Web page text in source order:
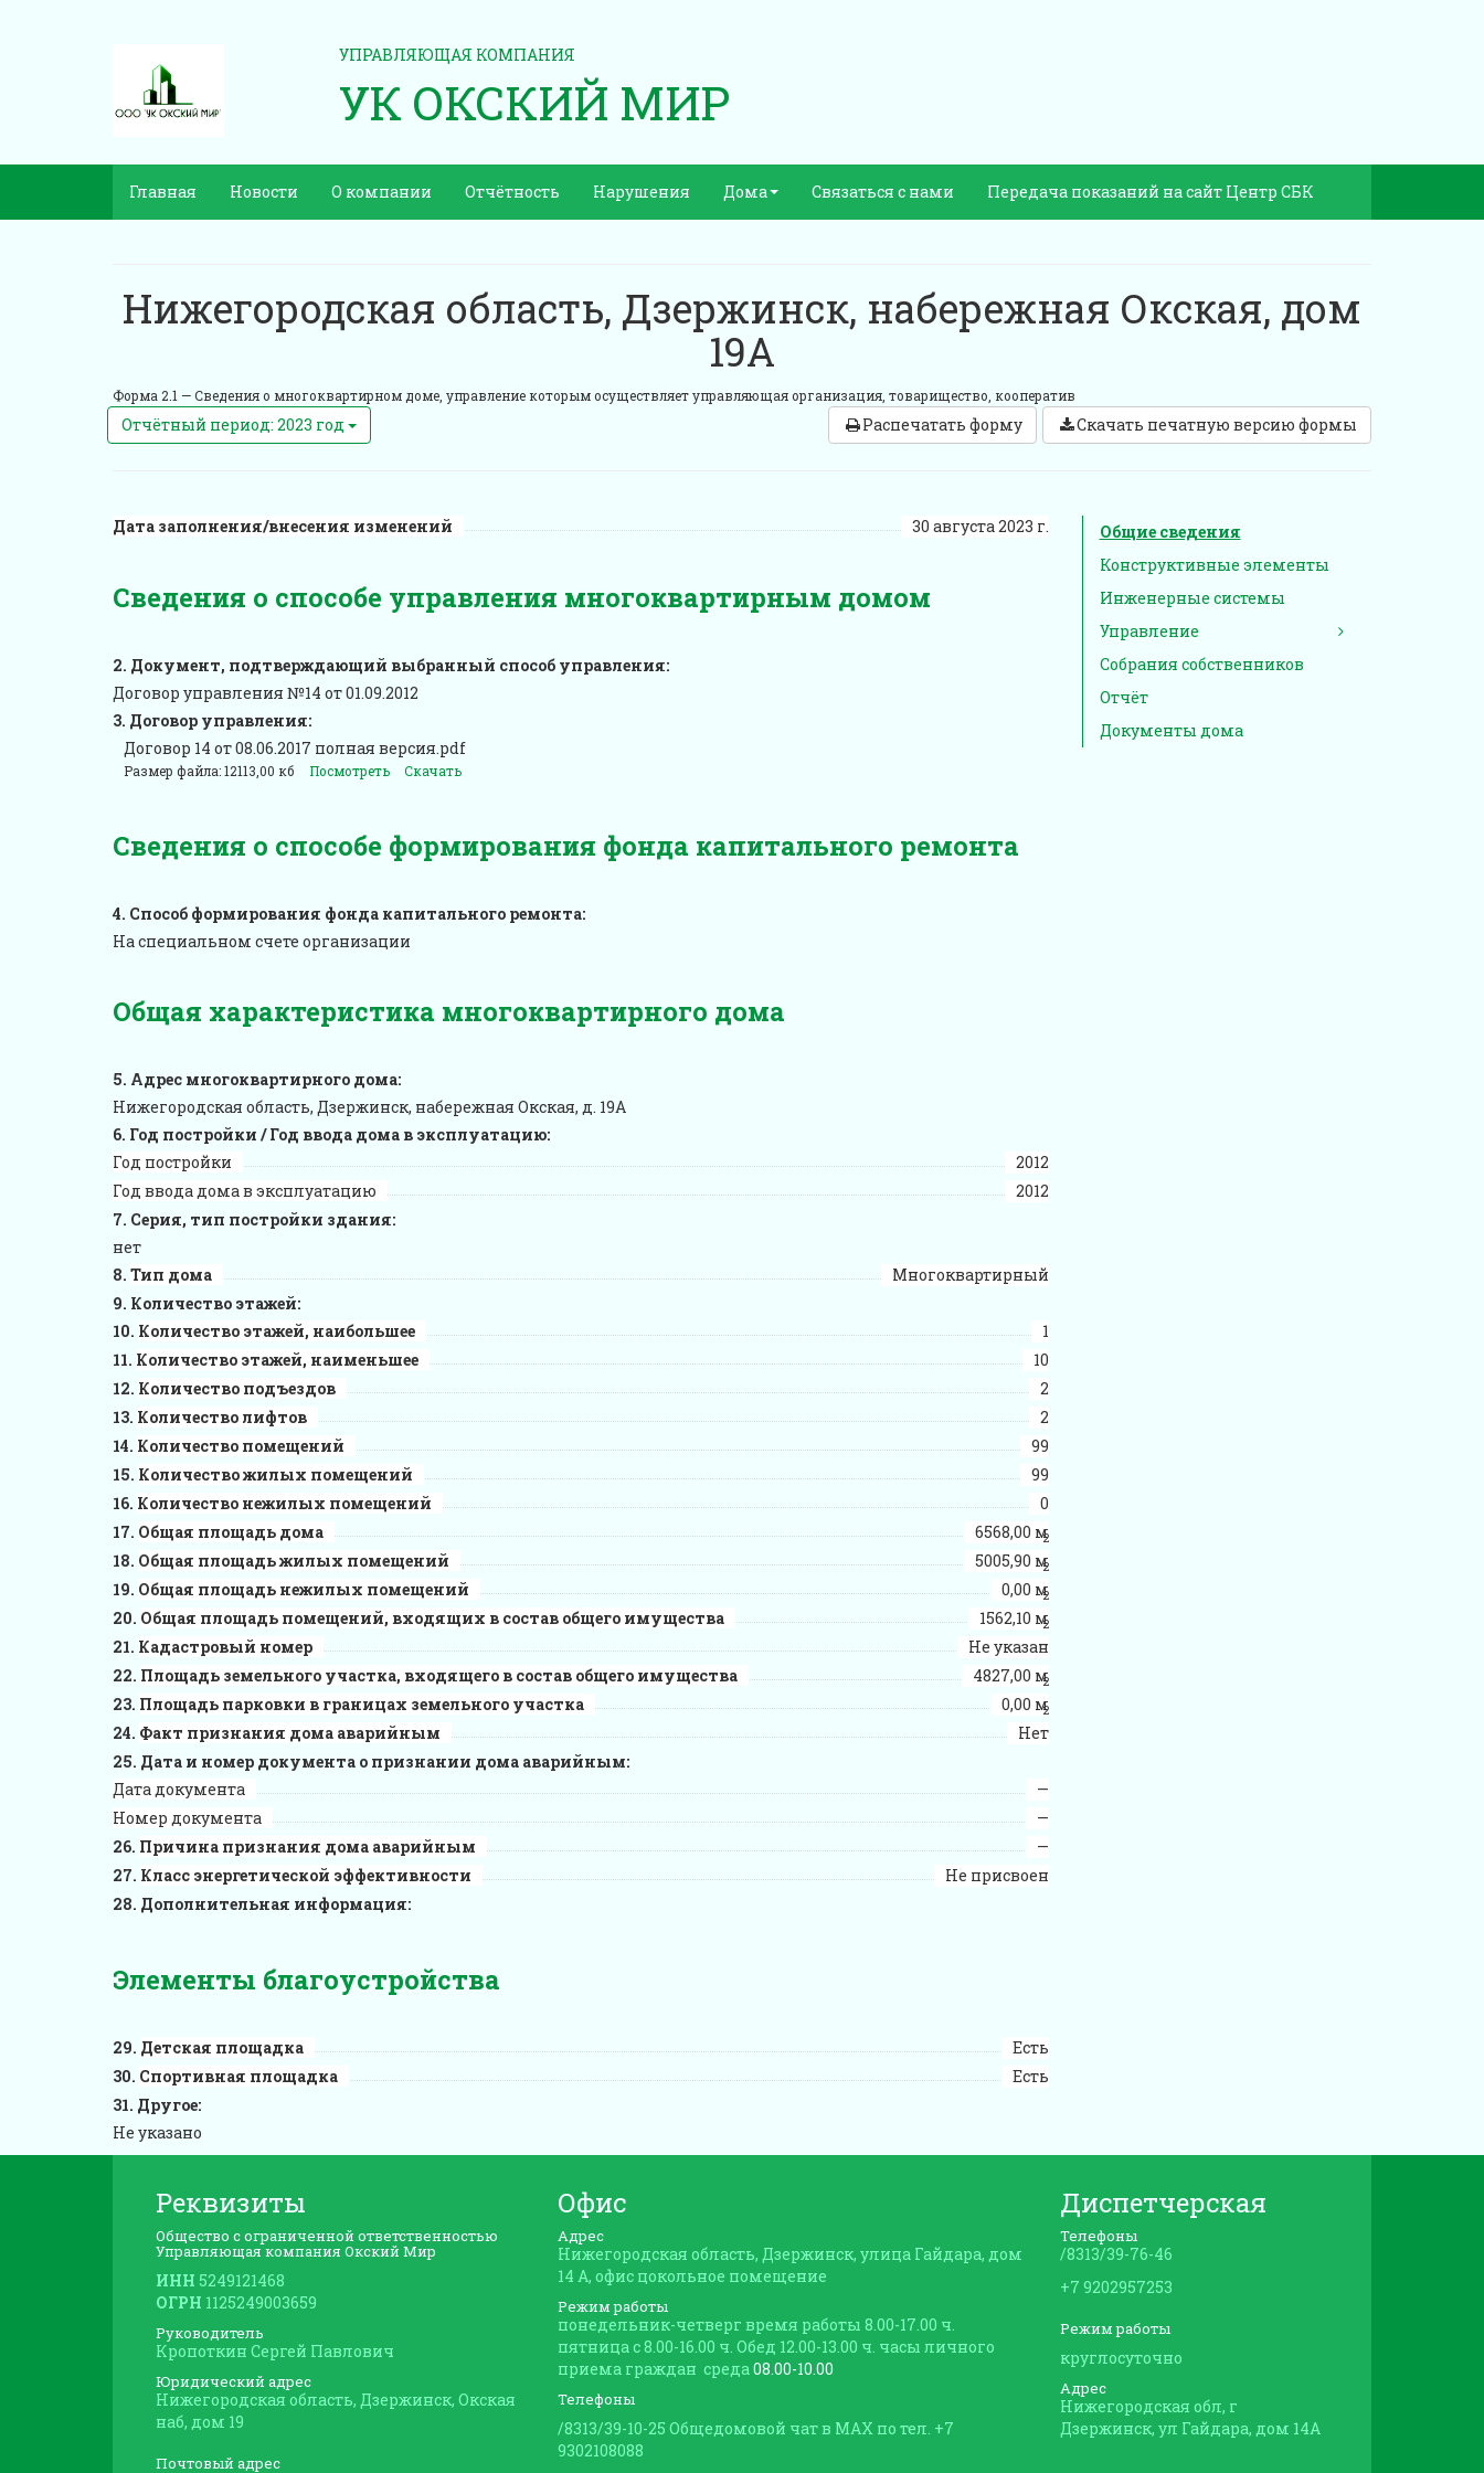
УПРАВЛЯЮЩАЯ КОМПАНИЯ
УК ОКСКИЙ МИР
Главная Новости О компании Отчётность Нарушения Дома Связаться с нами Передача показаний на сайт Центр СБК
Нижегородская область, Дзержинск, набережная Окская, дом
19А
Форма 2.1 — Сведения о многоквартирном доме, управление которым осуществляет управляющая организация, товарищество, кооператив
Отчётный период: 2023 год Распечатать форму Скачать печатную версию формы
Дата заполнения/внесения изменений 30 августа 2023 г.
Сведения о способе управления многоквартирным домом
Документ, подтверждающий выбранный способ управления:
Договор управления №14 от 01.09.2012
Договор управления:
Договор 14 от 08.06.2017 полная версия.pdf
Размер файла: 12113,00 кб Посмотреть Скачать
Сведения о способе формирования фонда капитального ремонта
Способ формирования фонда капитального ремонта:
На специальном счете организации
Общая характеристика многоквартирного дома
Адрес многоквартирного дома:
Нижегородская область, Дзержинск, набережная Окская, д. 19А
Год постройки / Год ввода дома в эксплуатацию:
Год постройки
2012
Год ввода дома в эксплуатацию
2012
Серия, тип постройки здания:
нет
Тип дома
Многоквартирный
Количество этажей:
Количество этажей, наибольшее
1
Количество этажей, наименьшее
10
Количество подъездов
2
Количество лифтов
2
Количество помещений
99
Количество жилых помещений
99
Количество нежилых помещений
0
Общая площадь дома
6568,00 м
2
Общая площадь жилых помещений 5005,90 м
2
Общая площадь нежилых помещений 0,00 м
2
Общая площадь помещений, входящих в состав общего имущества 1562,10 м
2
Кадастровый номер
Не указан
Площадь земельного участка, входящего в состав общего имущества
4827,00 м
2
Площадь парковки в границах земельного участка 0,00 м
2
Факт признания дома аварийным
Нет
Дата и номер документа о признании дома аварийным:
Дата документа
—
Номер документа
—
Причина признания дома аварийным
—
Класс энергетической эффективности
Не присвоен
Дополнительная информация:
Элементы благоустройства
Детская площадка
Есть
Спортивная площадка
Есть
Другое:
Не указано
Общие сведения
Конструктивные элементы
Инженерные системы
Управление
Собрания собственников
Отчёт
Документы дома
Реквизиты
Общество с ограниченной ответственностью
Управляющая компания Окский Мир
ИНН 5249121468
ОГРН 1125249003659
Руководитель
Кропоткин Сергей Павлович
Юридический адрес
Нижегородская область, Дзержинск, Окская
наб, дом 19
Почтовый адрес
Офис
Адрес
Нижегородская область, Дзержинск, улица Гайдара, дом
14 А, офис цокольное помещение
Режим работы
понедельник-четверг время работы 8.00-17.00 ч.
пятница с 8.00-16.00 ч. Обед 12.00-13.00 ч. часы личного
приема граждан среда08.00-10.00
Телефоны
/8313/39-10-25 Общедомовой чат в MAX по тел. +7
9302108088
Диспетчерская
Телефоны
/8313/39-76-46
+7 9202957253
Режим работы
круглосуточно
Адрес
Нижегородская обл, г
Дзержинск, ул Гайдара, дом 14А